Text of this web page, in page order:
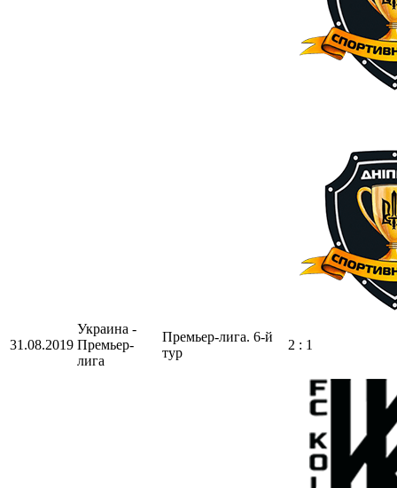
31.08.2019
Украина -
Премьер-
лига
Премьер-лига. 6-й
тур
2 : 1